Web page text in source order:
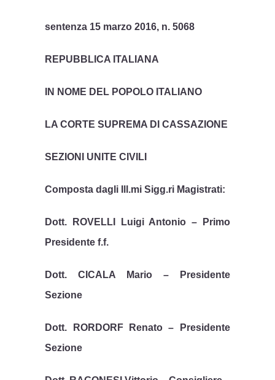
sentenza 15 marzo 2016, n. 5068
REPUBBLICA ITALIANA
IN NOME DEL POPOLO ITALIANO
LA CORTE SUPREMA DI CASSAZIONE
SEZIONI UNITE CIVILI
Composta dagli Ill.mi Sigg.ri Magistrati:
Dott. ROVELLI Luigi Antonio – Primo
Presidente f.f.
Dott. CICALA Mario – Presidente
Sezione
Dott. RORDORF Renato – Presidente
Sezione